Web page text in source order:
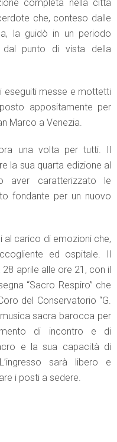
completa nella città
che, conteso dalle
la guidò in un periodo
dal punto di vista della
eseguiti messe e mottetti
appositamente per
Marco a Venezia.
una volta per tutti. Il
la sua quarta edizione al
aver caratterizzato le
fondante per un nuovo
al carico di emozioni che,
ed ospitale. Il
aprile alle ore 21, con il
“Sacro Respiro” che
del Conservatorio “G.
sacra barocca per
di incontro e di
e la sua capacità di
sarà libero e
i posti a sedere.